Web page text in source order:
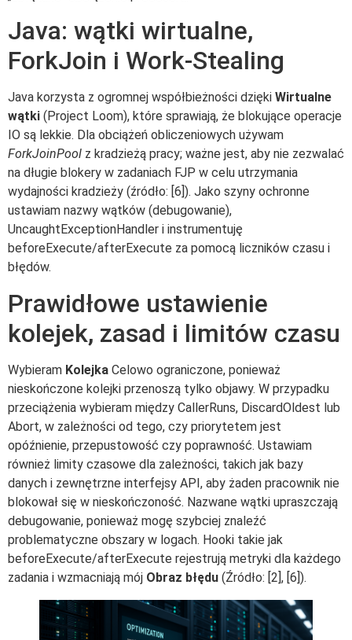
Java: wątki wirtualne,
ForkJoin i Work-Stealing
Java korzysta z ogromnej współbieżności dzięki Wirtualne
wątki (Project Loom), które sprawiają, że blokujące operacje
IO są lekkie. Dla obciążeń obliczeniowych używam
ForkJoinPool z kradzieżą pracy; ważne jest, aby nie zezwalać
na długie blokery w zadaniach FJP w celu utrzymania
wydajności kradzieży (źródło: [6]). Jako szyny ochronne
ustawiam nazwy wątków (debugowanie),
UncaughtExceptionHandler i instrumentuję
beforeExecute/afterExecute za pomocą liczników czasu i
błędów.
Prawidłowe ustawienie
kolejek, zasad i limitów czasu
Wybieram Kolejka Celowo ograniczone, ponieważ
nieskończone kolejki przenoszą tylko objawy. W przypadku
przeciążenia wybieram między CallerRuns, DiscardOldest lub
Abort, w zależności od tego, czy priorytetem jest
opóźnienie, przepustowość czy poprawność. Ustawiam
również limity czasowe dla zależności, takich jak bazy
danych i zewnętrzne interfejsy API, aby żaden pracownik nie
blokował się w nieskończoność. Nazwane wątki upraszczają
debugowanie, ponieważ mogę szybciej znaleźć
problematyczne obszary w logach. Hooki takie jak
beforeExecute/afterExecute rejestrują metryki dla każdego
zadania i wzmacniają mój Obraz błędu (Źródło: [2], [6]).